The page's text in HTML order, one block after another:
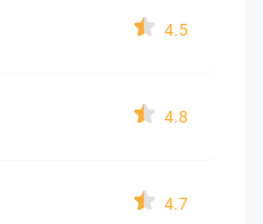
4.5
4.8
4.7